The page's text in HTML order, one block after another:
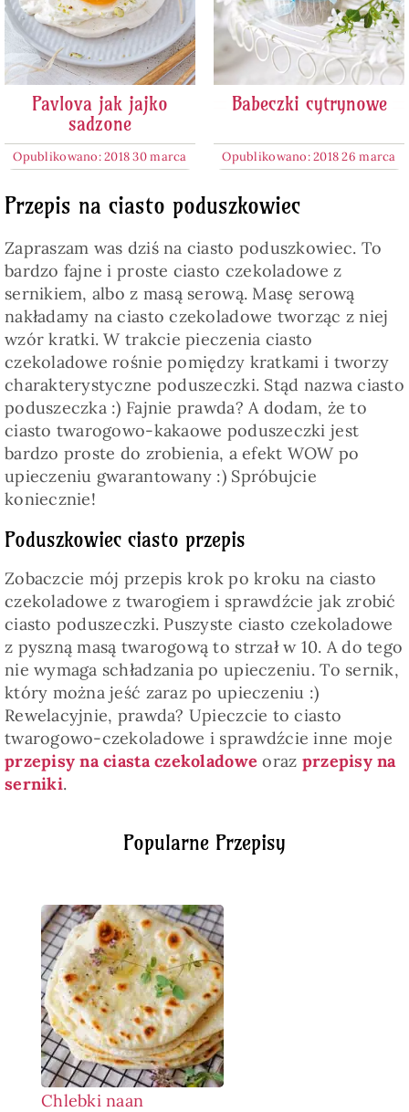
Popularne Przepisy
Chlebki naan
Pavlova jak jajko
sadzone
Opublikowano: 2018 30 marca
Babeczki cytrynowe
Opublikowano: 2018 26 marca
Przepis na ciasto poduszkowiec
Zapraszam was dziś na ciasto poduszkowiec. To
bardzo fajne i proste ciasto czekoladowe z
sernikiem, albo z masą serową. Masę serową
nakładamy na ciasto czekoladowe tworząc z niej
wzór kratki. W trakcie pieczenia ciasto
czekoladowe rośnie pomiędzy kratkami i tworzy
charakterystyczne poduszeczki. Stąd nazwa ciasto
poduszeczka :) Fajnie prawda? A dodam, że to
ciasto twarogowo-kakaowe poduszeczki jest
bardzo proste do zrobienia, a efekt WOW po
upieczeniu gwarantowany :) Spróbujcie
koniecznie!
Poduszkowiec ciasto przepis
Zobaczcie mój przepis krok po kroku na ciasto
czekoladowe z twarogiem i sprawdźcie jak zrobić
ciasto poduszeczki. Puszyste ciasto czekoladowe
z pyszną masą twarogową to strzał w 10. A do tego
nie wymaga schładzania po upieczeniu. To sernik,
który można jeść zaraz po upieczeniu :)
Rewelacyjnie, prawda? Upieczcie to ciasto
twarogowo-czekoladowe i sprawdźcie inne moje
przepisy na ciasta czekoladowe oraz przepisy na
serniki.